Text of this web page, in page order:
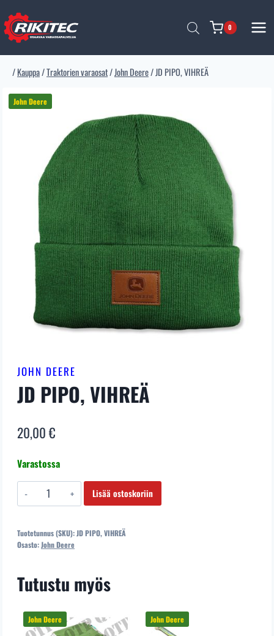
sisältöön
0
/Kauppa/Traktorien varaosat/John Deere/JD PIPO, VIHREÄ
JOHN DEERE
JD PIPO, VIHREÄ
20,00€
Varastossa
PIPO,
määrä
Lisää ostoskoriin
Tuotetunnus (SKU):JD PIPO, VIHREÄ
Osasto:John Deere
Tutustu myös